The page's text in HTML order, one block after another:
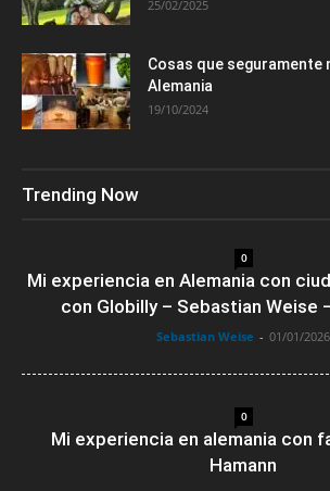
25/02/2025
Cosas que seguramente
Alemania
19/10/2024
Trending Now
0
Mi experiencia en Alemania con
con Globilly – Sebastian Weise
Sebastian Weise - 01/01/2026
0
Mi experiencia en alemania con
Hamann